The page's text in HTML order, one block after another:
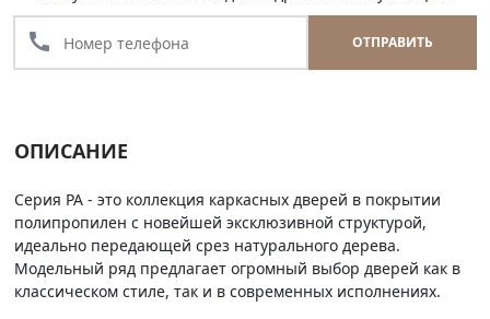
call ОТПРАВИТЬ
ОПИСАНИЕ
Серия PA - это коллекция каркасных дверей в покрытии
полипропилен с новейшей эксклюзивной структурой,
идеально передающей срез натурального дерева.
Модельный ряд предлагает огромный выбор дверей как в
классическом стиле, так и в современных исполнениях.